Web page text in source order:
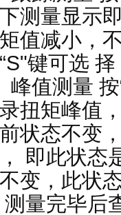
测量显示
值减小，
键可选
峰值测量
扭矩峰值
状态不变
即此状态
变，此状
测量完毕后